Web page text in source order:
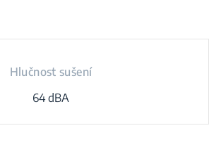
Hlučnost sušení
64 dBA